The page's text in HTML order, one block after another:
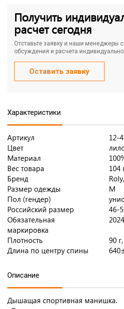
Получить
расчет сегодня
Отставьте заявку и наши менеджеры
обсуждения и расчета
Оставить заявку
Характеристики
Артикул
12-
Цвет
Материал
Вес товара
104
Бренд
Roly,
Размер одежды
M
Пол (гендер)
Российский размер
46-
Обязательная
маркировка
Плотность
90
Длина по центру спины
Описание
Дышащая спортивная манишка.